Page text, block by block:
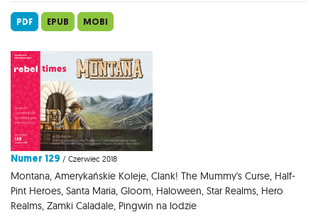
PDF EPUB MOBI
Numer 129 / Czerwiec 2018
Montana, Amerykańskie Koleje, Clank! The Mummy's Curse, Half-
Pint Heroes, Santa Maria, Gloom, Haloween, Star Realms, Hero
Realms, Zamki Caladale, Pingwin na lodzie